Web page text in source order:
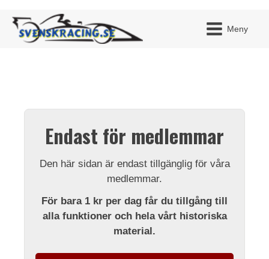
Meny
Endast för medlemmar
Den här sidan är endast tillgänglig för våra
medlemmar.
För bara 1 kr per dag får du tillgång till
alla funktioner och hela vårt historiska
material.